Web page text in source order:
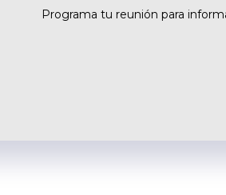
Programa tu reunión para